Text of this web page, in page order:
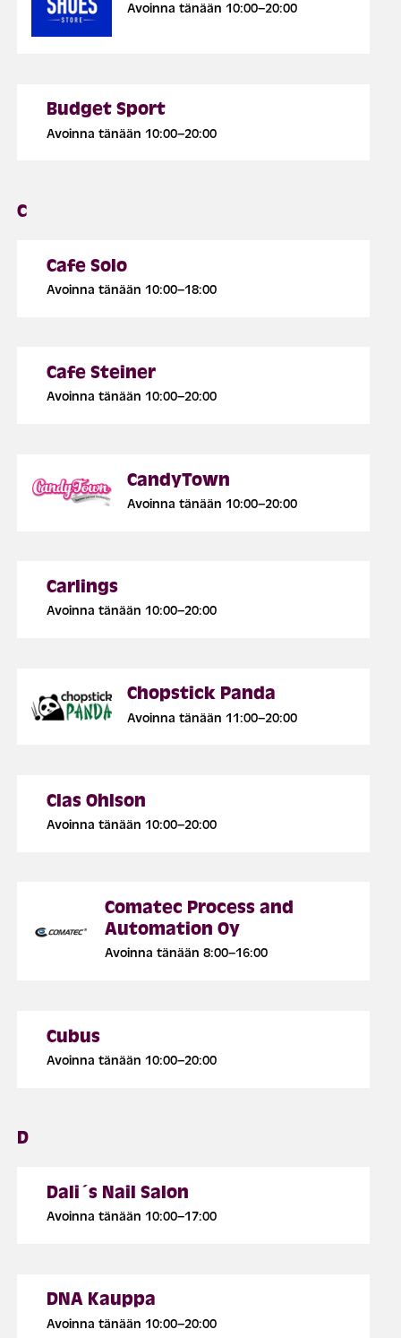
Avoinna tänään 10:00–20:00
Budget Sport
Avoinna tänään 10:00–20:00
C
Cafe Solo
Avoinna tänään 10:00–18:00
Cafe Steiner
Avoinna tänään 10:00–20:00
CandyTown
Avoinna tänään 10:00–20:00
Carlings
Avoinna tänään 10:00–20:00
Chopstick Panda
Avoinna tänään 11:00–20:00
Clas Ohlson
Avoinna tänään 10:00–20:00
Comatec Process and
Automation Oy
Avoinna tänään 8:00–16:00
Cubus
Avoinna tänään 10:00–20:00
D
Dali´s Nail Salon
Avoinna tänään 10:00–17:00
DNA Kauppa
Avoinna tänään 10:00–20:00